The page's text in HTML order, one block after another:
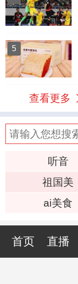
5
查看更多
听音
祖国美
ai美食
首页 直播